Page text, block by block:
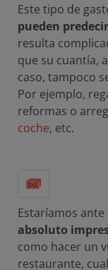
Este tipo de
pueden
resulta
que su cuantía,
caso, tampoco
Por ejemplo,
reformas o
coche, etc.
Estaríamos
absoluto
como hacer un
restaurante,